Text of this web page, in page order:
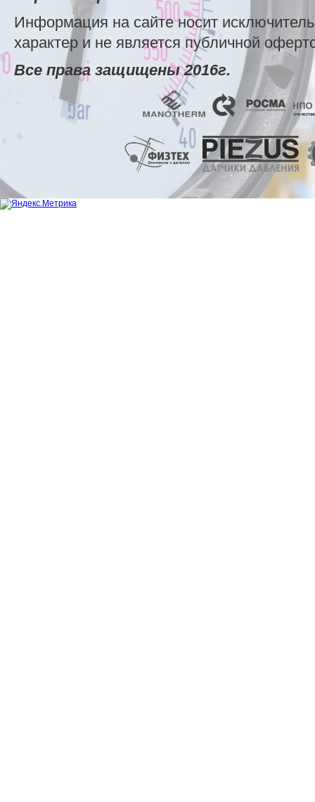
Информация на сайте носит
характер и не является публичной
Все права защищены 2016г.